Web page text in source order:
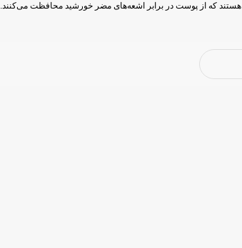
هستند که از پوست در برابر اشعه‌های مضر خورشید محافظت می‌کنند.